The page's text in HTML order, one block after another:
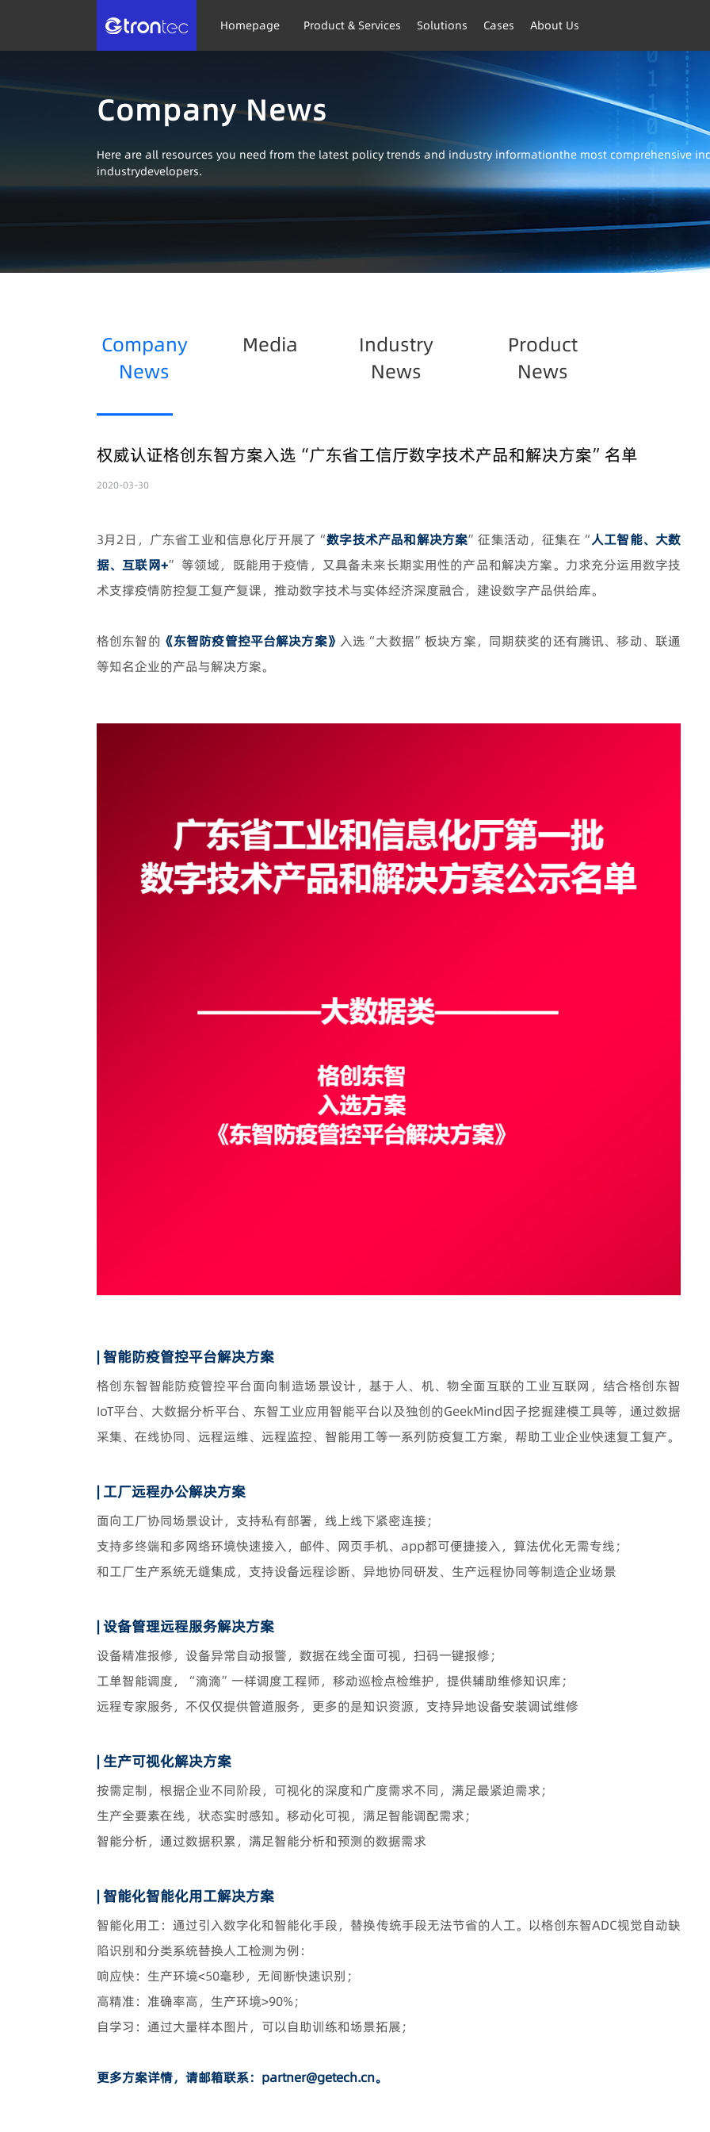
Homepage Product & Services Solutions Cases About Us
Company News
Here are all resources you need from the latest policy trends and industry informationthe most comprehensive
industrydevelopers.
Company
News
Media
Industry
News
Product
News
权威认证格创东智方案入选“广东省工信厅数字技术产品和解决方案”名单
2020-03-30
3月2日，广东省工业和信息化厅开展了“数字技术产品和解决方案”征集活动，征集在“人工智能、大数
据、互联网+” 等领域，既能用于疫情，又具备未来长期实用性的产品和解决方案。力求充分运用数字技
术支撑疫情防控复工复产复课，推动数字技术与实体经济深度融合，建设数字产品供给库。
格创东智的 《东智防疫管控平台解决方案》 入选“大数据”板块方案，同期获奖的还有腾讯、移动、联通
等知名企业的产品与解决方案。
| 智能防疫管控平台解决方案
格创东智智能防疫管控平台面向制造场景设计，基于人、机、物全面互联的工业互联网，结合格创东智
IoT平台、大数据分析平台、东智工业应用智能平台以及独创的GeekMind因子挖掘建模工具等，通过数据
采集、在线协同、远程运维、远程监控、智能用工等一系列防疫复工方案，帮助工业企业快速复工复产。
| 工厂远程办公解决方案
面向工厂协同场景设计，支持私有部署，线上线下紧密连接；
支持多终端和多网络环境快速接入，邮件、网页手机、app都可便捷接入，算法优化无需专线；
和工厂生产系统无缝集成，支持设备远程诊断、异地协同研发、生产远程协同等制造企业场景
| 设备管理远程服务解决方案
设备精准报修，设备异常自动报警，数据在线全面可视，扫码一键报修；
工单智能调度，“滴滴”一样调度工程师，移动巡检点检维护，提供辅助维修知识库；
远程专家服务，不仅仅提供管道服务，更多的是知识资源，支持异地设备安装调试维修
| 生产可视化解决方案
按需定制，根据企业不同阶段，可视化的深度和广度需求不同，满足最紧迫需求；
生产全要素在线，状态实时感知。移动化可视，满足智能调配需求；
智能分析，通过数据积累，满足智能分析和预测的数据需求
| 智能化智能化用工解决方案
智能化用工：通过引入数字化和智能化手段，替换传统手段无法节省的人工。以格创东智ADC视觉自动缺
陷识别和分类系统替换人工检测为例：
响应快：生产环境<50毫秒，无间断快速识别；
高精准：准确率高，生产环境>90%；
自学习：通过大量样本图片，可以自助训练和场景拓展；
更多方案详情，请邮箱联系：partner@getech.cn。